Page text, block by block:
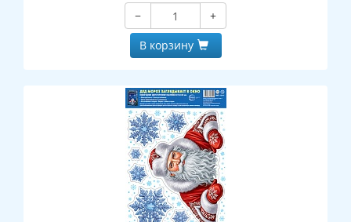
−
+
В корзину